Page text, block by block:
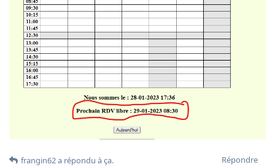
Répondre
frangin62a répondu à ça.